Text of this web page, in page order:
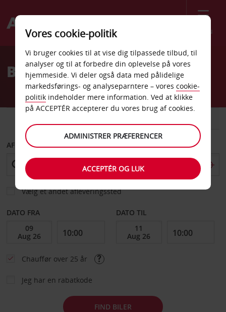
Menu
Welcome
AvisBilleje Cholet Banegård
AFHENT FRA
Vælg et andet afleveringssted
DATO FRA DATO TIL
Chauffør over 25 år
Jeg har en rabatkode
FIND BILER
Vores cookie-politik
Vi bruger cookies til at vise dig tilpassede tilbud, til
analyser og til at forbedre din oplevelse på vores
hjemmeside. Vi deler også data med pålidelige
markedsførings- og analyseparntere – vores cookie-
politik indeholder mere information. Ved at klikke
på ACCEPTÉR accepterer du vores brug af cookies.
ADMINISTRER PRÆFERENCER
ACCEPTÉR OG LUK